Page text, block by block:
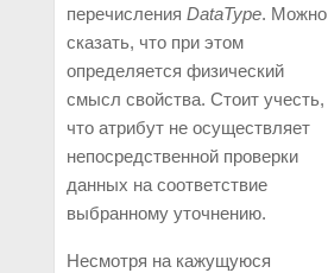
перечисления DataType. Можно
сказать, что при этом
определяется физический
смысл свойства. Стоит учесть,
что атрибут не осуществляет
непосредственной проверки
данных на соответствие
выбранному уточнению.
Несмотря на кажущуюся